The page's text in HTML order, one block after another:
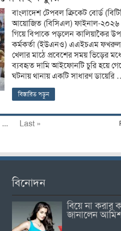
বাংলাদেশ টেপবল ক্রিকেট বোর্ড
আয়োজিত (বিসিএল) ফাইনাল-২০২৬
গিয়ে বিপাকে পড়লেন কালিয়াকৈর
কর্মকর্তা (ইউএনও) এএইচএম ফখরুল
খেলার মাঠে প্রবেশের সময় ভিড়ের
ব্যবহৃত দামি আইফোনটি চুরি হয়ে
ঘটনায় থানায় একটি সাধারণ ডায়েরি
বিস্তারিত পড়ুন
... Last »
বিনোদন
বিয়ে না করার
জানালেন